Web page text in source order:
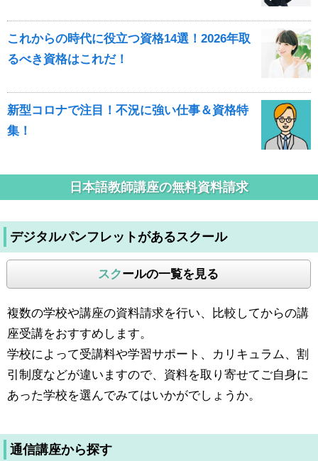
これからの時代に役立つ資格14選！2026年取
るべき資格はこれだ！
新型コロナで注目！不況に強い仕事＆資格特
集！
日本語教師講座の無料資料請求
デジタルパンフレットがあるスクール
スクールの一覧を見る
複数の学校や講座の資料請求を行い、比較してからの講
座受講をおすすめします。
学校によって受講料や学習サポート、カリキュラム、割
引制度などが違いますので、資料を取り寄せてご自身に
あった学校を選んでみてはいかがでしょうか。
通信講座から探す